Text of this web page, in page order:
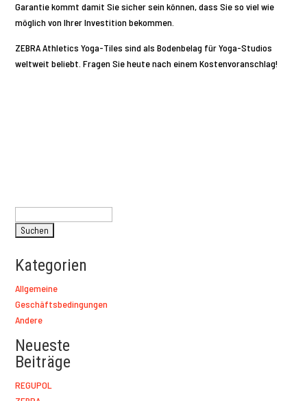
Garantie kommt damit Sie sicher sein können, dass Sie so viel wie
möglich von Ihrer Investition bekommen.
ZEBRA Athletics Yoga-Tiles sind als Bodenbelag für Yoga-Studios
weltweit beliebt. Fragen Sie heute nach einem Kostenvoranschlag!
nach:
Kategorien
Allgemeine
Geschäftsbedingungen
Andere
Neueste
Beiträge
REGUPOL